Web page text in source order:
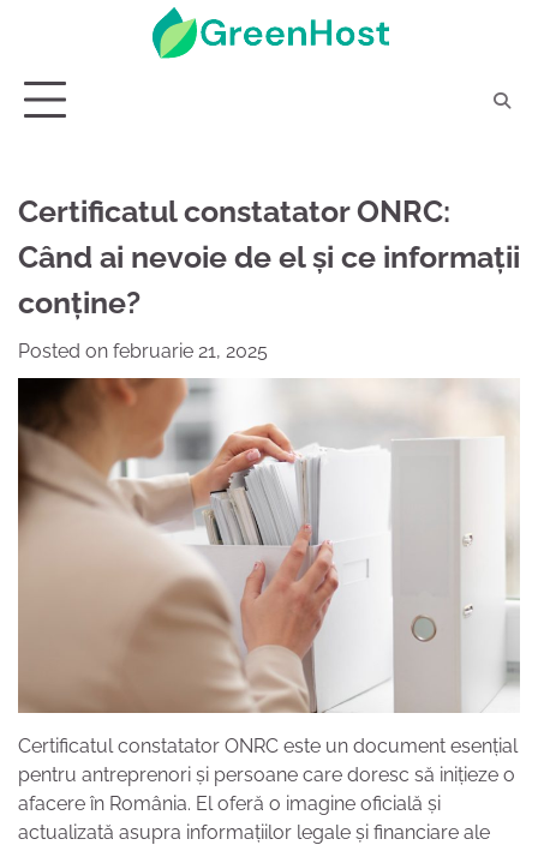
Certificatul constatator ONRC:
Când ai nevoie de el și ce informații
conține?
Posted on februarie 21, 2025
Certificatul constatator ONRC este un document esențial
pentru antreprenori și persoane care doresc să inițieze o
afacere în România. El oferă o imagine oficială și
actualizată asupra informațiilor legale și financiare ale